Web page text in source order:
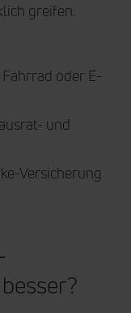
greifen.
oder E-
und
Versicherung